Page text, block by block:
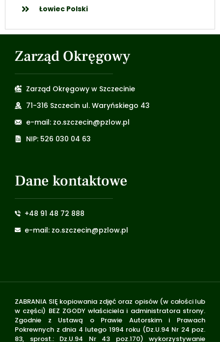
Łowiec Polski
Zarząd Okręgowy
Zarząd Okręgowy w Szczecinie
71-316 Szczecin ul. Waryńskiego 43
e-mail: zo.szczecin@pzlow.pl
NIP: 526 030 04 63
Dane kontaktowe
+48 91 48 72 888
e-mail: zo.szczecin@pzlow.pl
ZABRANIA SIĘ kopiowania zdjęć oraz opisów (w całości lub
w części) BEZ ZGODY właściciela i administratora strony.
Zgodnie z Ustawą o Prawie Autorskim i Prawach
Pokrewnych z dnia 4 lutego 1994 roku (Dz.U.94 Nr 24 poz.
83, sprost.: Dz.U.94 Nr 43 poz.170) wykorzystywanie